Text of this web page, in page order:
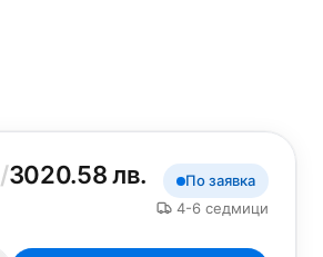
/3020.58 лв.
По заявка
4-6 седмици